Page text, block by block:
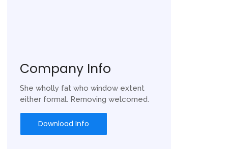
Company Info
She wholly fat who window extent
either formal. Removing welcomed.
Download Info